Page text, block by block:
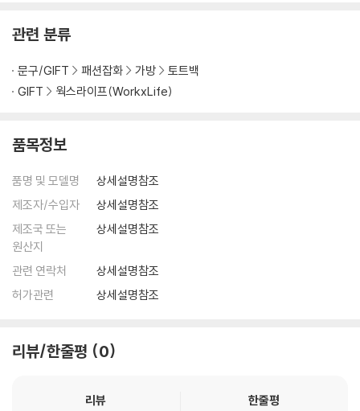
관련 분류
문구/GIFT 패션잡화 가방
토트백
GIFT
웍스라이프(WorkxLife)
품목정보
품명 및 모델명
상세설명참조
제조자/수입자
상세설명참조
제조국 또는
원산지
상세설명참조
관련 연락처
상세설명참조
허가관련
상세설명참조
리뷰/한줄평 0
리뷰
한줄평